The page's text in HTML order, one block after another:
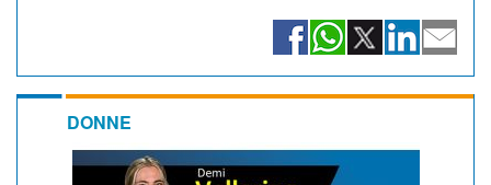
DONNE